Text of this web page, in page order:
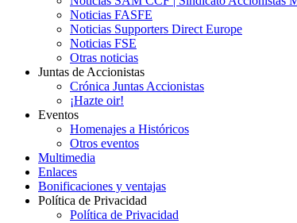
Noticias FASFE
Noticias Supporters Direct Europe
Noticias FSE
Otras noticias
Juntas de Accionistas
Crónica Juntas Accionistas
¡Hazte oir!
Eventos
Homenajes a Históricos
Otros eventos
Multimedia
Enlaces
Bonificaciones y ventajas
Política de Privacidad
Política de Privacidad